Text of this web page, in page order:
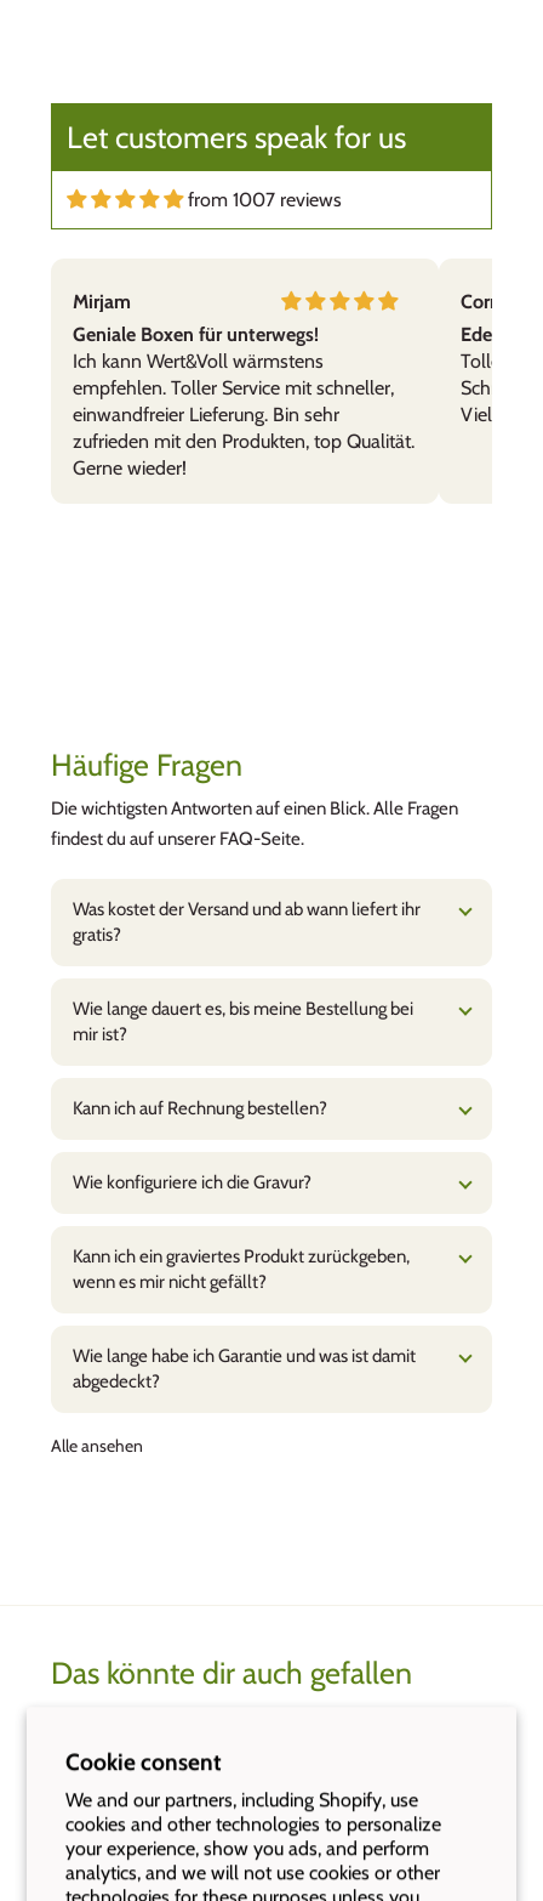
Cookie consent
We and our partners, including Shopify, use
cookies and other technologies to personalize
your experience, show you ads, and perform
analytics, and we will not use cookies or other
Let customers speak for us
from 1007 reviews
Mirjam
Geniale Boxen für unterwegs!
Ich kann Wert&Voll wärmstens
empfehlen. Toller Service mit schneller,
einwandfreier Lieferung. Bin sehr
zufrieden mit den Produkten, top Qualität.
Gerne wieder!
Cornelia,
Tolle
Schnelle
Vielen
Häufige Fragen
Die wichtigsten Antworten auf einen Blick. Alle Fragen
findest du auf unserer FAQ-Seite.
Was kostet der Versand und ab wann liefert ihr
gratis?
Wie lange dauert es, bis meine Bestellung bei
mir ist?
Kann ich auf Rechnung bestellen?
Wie konfiguriere ich die Gravur?
Kann ich ein graviertes Produkt zurückgeben,
wenn es mir nicht gefällt?
Wie lange habe ich Garantie und was ist damit
abgedeckt?
Alle ansehen
Das könnte dir auch gefallen